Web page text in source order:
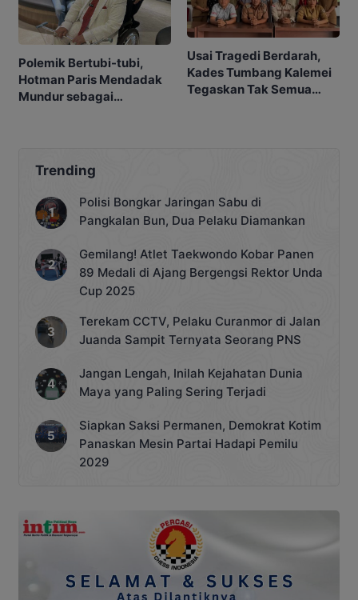
Polemik Bertubi-tubi,
Hotman Paris Mendadak
Mundur sebagai
Usai Tragedi Berdarah,
Kades Tumbang Kalemei
Tegaskan Tak Semua
Trending
Polisi Bongkar Jaringan Sabu di
Pangkalan Bun, Dua Pelaku Diamankan
Gemilang! Atlet Taekwondo Kobar Panen
89 Medali di Ajang Bergengsi Rektor Unda
Cup 2025
Terekam CCTV, Pelaku Curanmor di Jalan
Juanda Sampit Ternyata Seorang PNS
Jangan Lengah, Inilah Kejahatan Dunia
Maya yang Paling Sering Terjadi
Siapkan Saksi Permanen, Demokrat Kotim
Panaskan Mesin Partai Hadapi Pemilu
2029